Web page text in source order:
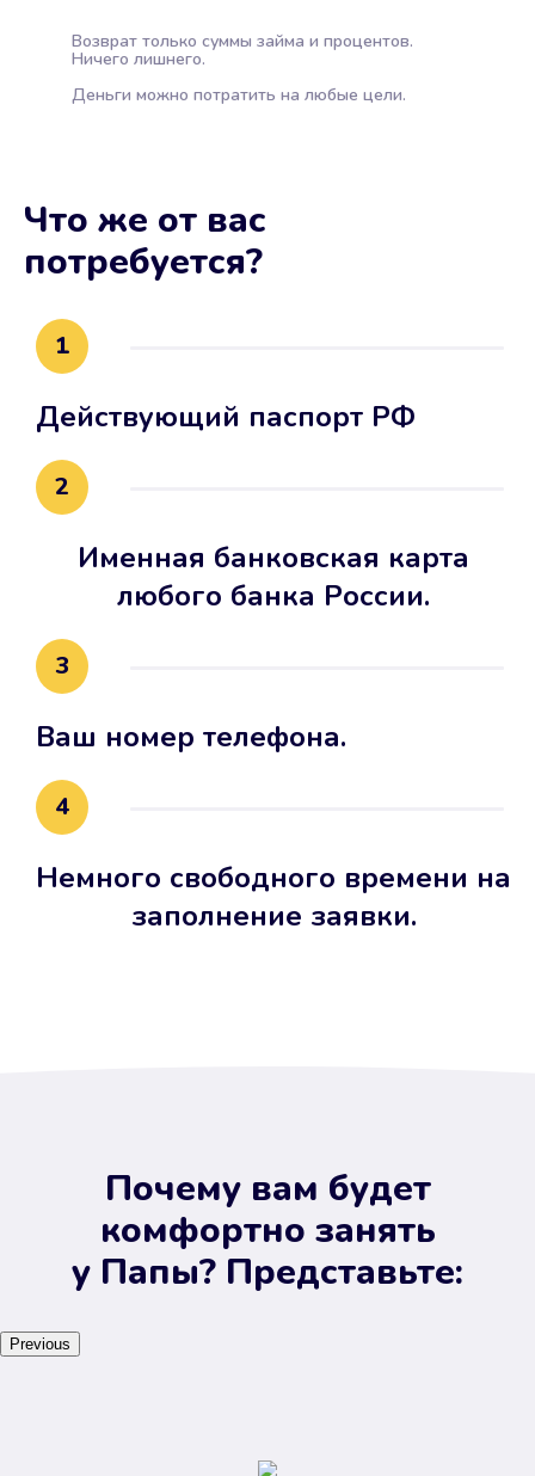
Возврат только суммы займа и процентов.
Ничего лишнего.
Деньги можно потратить на любые цели.
Что же от вас
потребуется?
1
Действующий паспорт РФ
2
Именная банковская карта
любого банка России.
3
Ваш номер телефона.
4
Немного свободного времени на
заполнение заявки.
Почему вам будет
комфортно занять
у Папы? Представьте:
Previous